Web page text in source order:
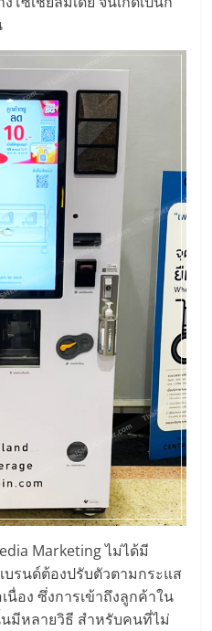
Marketing ไม่ได้มี
รนด์ต้องปรับตัวตามกระแส
นื่อง ซึ่งการเข้าถึงลูกค้าใน
มีหลายวิธี สำหรับคนที่ไม่